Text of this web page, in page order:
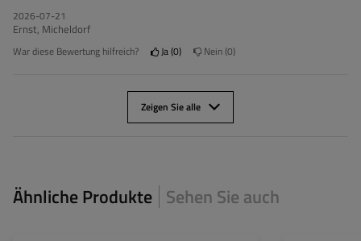
2026-07-21
Ernst, Micheldorf
War diese Bewertung hilfreich? Ja 0 Nein 0
Zeigen Sie alle
Ähnliche Produkte Sehen Sie auch